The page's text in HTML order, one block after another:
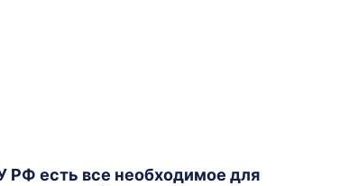
РФ есть все необходимое для